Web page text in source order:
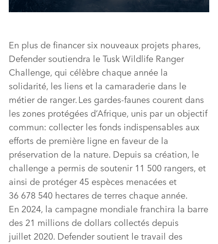
CONSERVATION INTO A NEW ERA
TÉLÉCHARGER
SHARE
En plus de financer six nouveaux projets phares,
Defender soutiendra le Tusk Wildlife Ranger
Challenge, qui célèbre chaque année la
solidarité, les liens et la camaraderie dans le
métier de ranger. Les gardes‑faunes courent dans
les zones protégées d’Afrique, unis par un objectif
commun: collecter les fonds indispensables aux
efforts de première ligne en faveur de la
préservation de la nature. Depuis sa création, le
challenge a permis de soutenir 11 500 rangers, et
ainsi de protéger 45 espèces menacées et
36 678 540 hectares de terres chaque année.
En 2024, la campagne mondiale franchira la barre
des 21 millions de dollars collectés depuis
juillet 2020. Defender soutient le travail des